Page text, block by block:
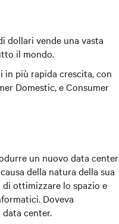
dollari vende una vasta
il mondo.
in più rapida crescita, con
Domestic, e Consumer
un nuovo data center
della natura della sua
ottimizzare lo spazio e
Doveva
center.